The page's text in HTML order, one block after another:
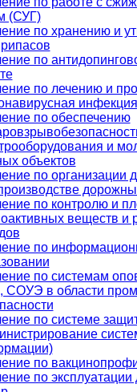
(СУГ)
по хранению и
по
по лечению и
по обеспечению
и
объектов
по организации
по контролю и
веществ и
по
по системам
в области
по системе
по
по